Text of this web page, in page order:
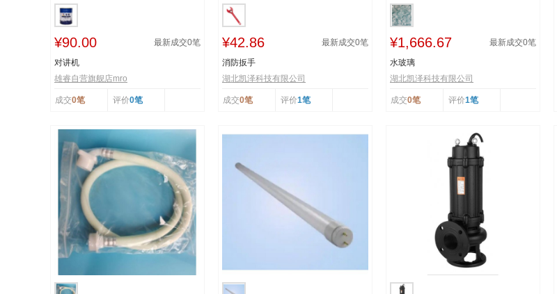
¥90.00 最新成交0笔
对讲机
雄睿自营旗舰店mro
成交0笔 评价0笔
¥42.86 最新成交0笔
消防扳手
湖北凯泽科技有限公司
成交0笔 评价1笔
¥1,666.67 最新成交0笔
水玻璃
湖北凯泽科技有限公司
成交0笔 评价1笔